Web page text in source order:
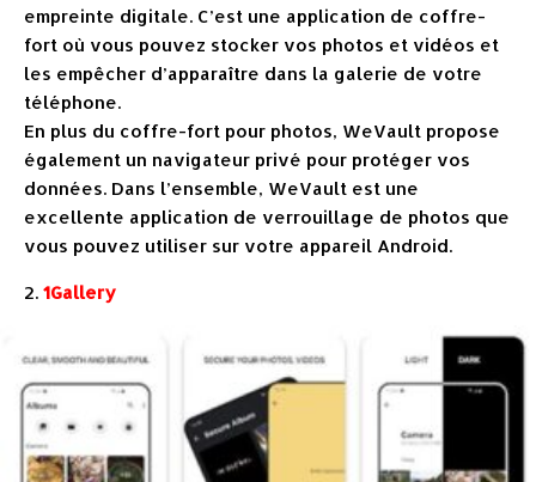
empreinte digitale. C’est une application de coffre-
fort où vous pouvez stocker vos photos et vidéos et
les empêcher d’apparaître dans la galerie de votre
téléphone.
En plus du coffre-fort pour photos, WeVault propose
également un navigateur privé pour protéger vos
données. Dans l’ensemble, WeVault est une
excellente application de verrouillage de photos que
vous pouvez utiliser sur votre appareil Android.
2. 1Gallery